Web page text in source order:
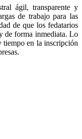
ágil, transparente y
de trabajo para las
de que los fedatarios
de forma inmediata. Lo
tiempo en la inscripción